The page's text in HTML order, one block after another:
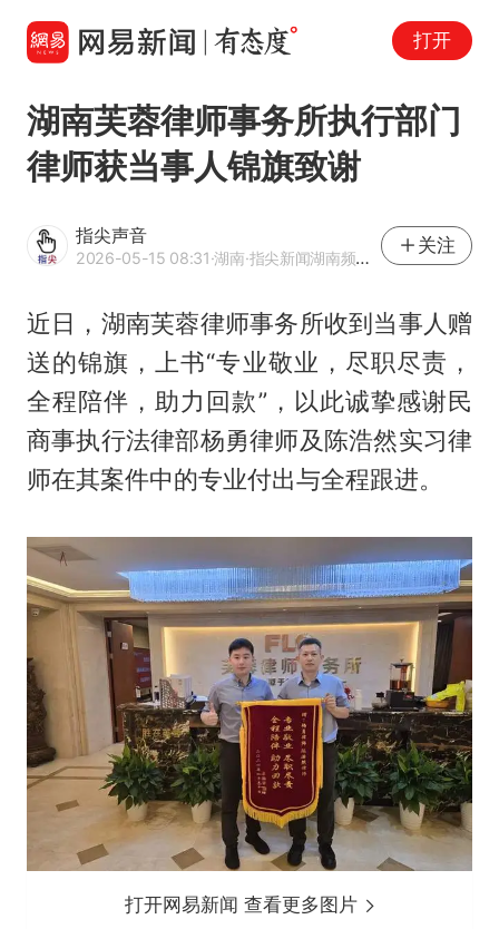
打开
湖南芙蓉律师事务所执行部门
律师获当事人锦旗致谢
指尖声音
2026-05-15 08:31·湖南·指尖新闻湖南频道官方账号 网易号优质内容创作者
关注
近日，湖南芙蓉律师事务所收到当事人赠
送的锦旗，上书“专业敬业，尽职尽责，
全程陪伴，助力回款”，以此诚挚感谢民
商事执行法律部杨勇律师及陈浩然实习律
师在其案件中的专业付出与全程跟进。
打开网易新闻 查看更多图片